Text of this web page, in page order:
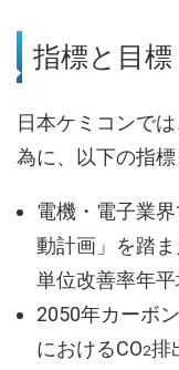
指標と目標
日本ケミコンで
為に、以下の指標
電機・電子業
動計画」を踏
単位改善率年平
2050年カーボ
におけるCO2排